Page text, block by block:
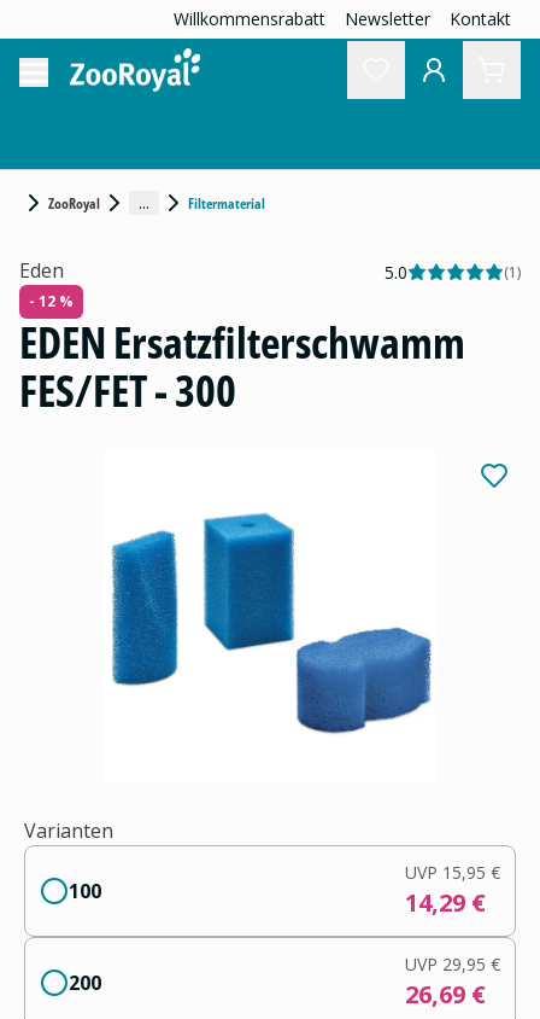
Willkommensrabatt Newsletter Kontakt
ZooRoyal ... Filtermaterial
Eden 5.0 (1)
- 12 %
EDEN Ersatzfilterschwamm
FES/FET - 300
Varianten
100
UVP 15,95 €
14,29 €
200
UVP 29,95 €
26,69 €